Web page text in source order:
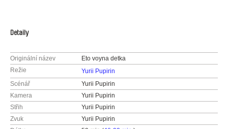
Detaily
Originální název
Eto voyna detka
Režie
Yurii Pupirin
Scénář
Yurii Pupirin
Kamera
Yurii Pupirin
Střih
Yurii Pupirin
Zvuk
Yurii Pupirin